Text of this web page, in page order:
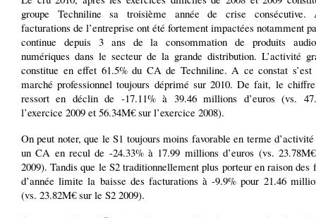
groupe Techniline sa troisième année de crise consécutive.
facturations de l’entreprise ont été fortement impactées notamment
continue depuis 3 ans de la consommation de produits
numériques dans le secteur de la grande distribution. L’activité
constitue en effet 61.5% du CA de Techniline. A ce constat s’est
marché professionnel toujours déprimé sur 2010. De fait, le
ressort en déclin de -17.11% à 39.46 millions d’euros (vs.
l’exercice 2009 et 56.34M€ sur l’exercice 2008).
On peut noter, que le S1 toujours moins favorable en terme
un CA en recul de -24.33% à 17.99 millions d’euros (vs.
2009). Tandis que le S2 traditionnellement plus porteur en raison des
d’année limite la baisse des facturations à -9.9% pour 21.46
(vs. 23.82M€ sur le S2 2009).